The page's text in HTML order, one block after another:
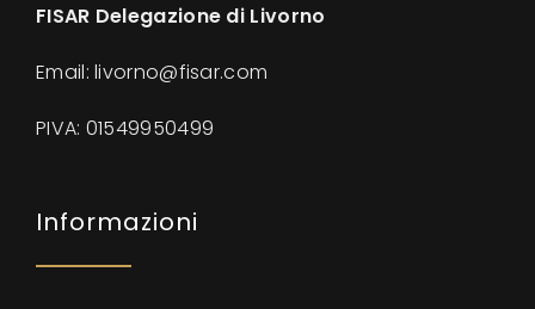
FISAR Delegazione di Livorno
Email: livorno@fisar.com
PIVA: 01549950499
Informazioni